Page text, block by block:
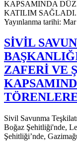
Yayınlanma tarihi:
SİVİL
ZAFERİ VE
Sivil Savunma
Boğaz Şehitliği'nde,
Şehitliği’nde,